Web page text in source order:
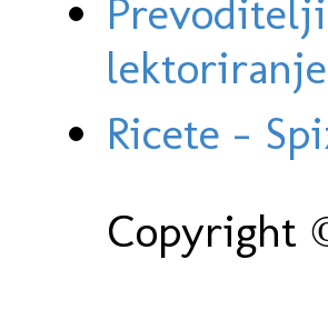
Ricete -
Copyright